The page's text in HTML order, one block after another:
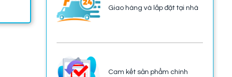
Giao hàng và lắp đặt tại nhà
Cam kết sản phẩm chính